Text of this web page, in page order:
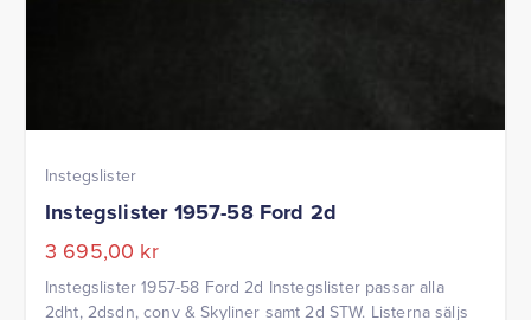
Instegslister
Instegslister 1957-58 Ford 2d
3 695,00 kr
Instegslister 1957-58 Ford 2d Instegslister passar alla
2dht, 2dsdn, conv & Skyliner samt 2d STW. Listerna säljs